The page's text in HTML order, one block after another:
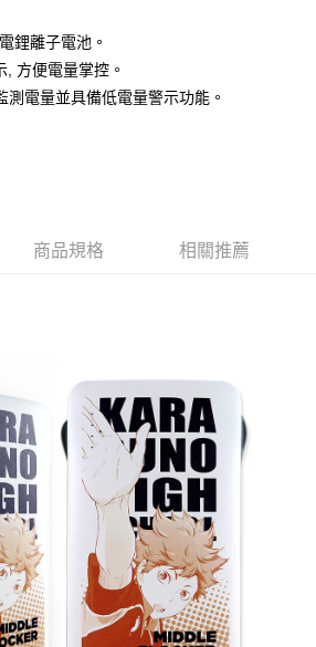
商品之後才付款」的支付方式。 讓您購物簡單
務後，再付款。
式進行付款，方視為交易完成。
下不需立刻繳費，但若您需要取消訂單，請聯絡
同意取消之訂單仍視為有效，需透過AFTEE先享
先享後付 」之結帳頁面顯示為準，若有關於
消欲退款等相關疑問，請聯繫「AFTEE先享後付
support/home
限公司提供之「AFTEE先享後付」服務完成之交
內提供個人資料，並將交易相關給付款項請求債
公司。
，請瀏覽以下網址：
含以上)免運費
含以上)免運費
含以上)免運費
鋰離子電池。
, 方便電量掌控。
電量並具備低電量警示功能。
商品規格 相關推薦